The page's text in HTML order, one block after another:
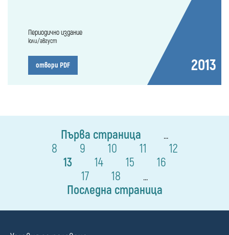
Периодично издание
юли/август
отвори PDF 2013
Първа страница ...
8 9 10 11
12
13
14 15
16
17
18 ...
Последна страница